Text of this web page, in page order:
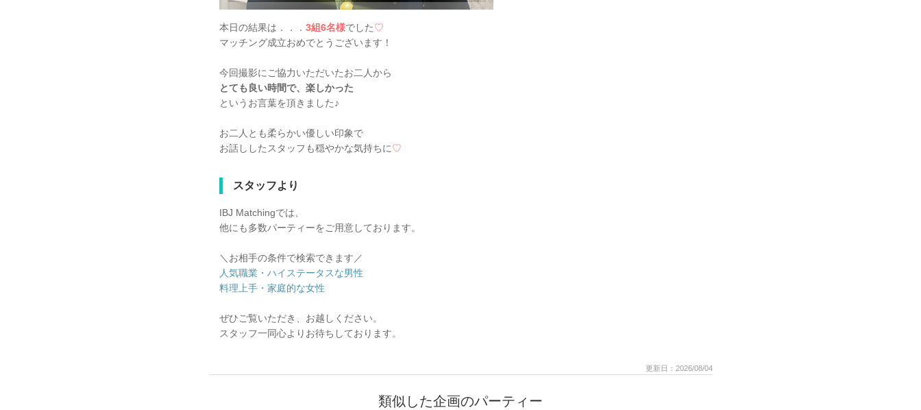
本日の結果は．．． 3組6名様でした♡
マッチング成立おめでとうございます！
今回撮影にご協力いただいたお二人から
とても良い時間で、楽しかった
というお言葉を頂きました♪
お二人とも柔らかい優しい印象で
お話ししたスタッフも穏やかな気持ちに♡
スタッフより
IBJ Matchingでは、
他にも多数パーティーをご用意しております。
＼お相手の条件で検索できます／
人気職業・ハイステータスな男性
料理上手・家庭的な女性
ぜひご覧いただき、お越しください。
スタッフ一同心よりお待ちしております。
更新日：2026/08/04
類似した企画のパーティー